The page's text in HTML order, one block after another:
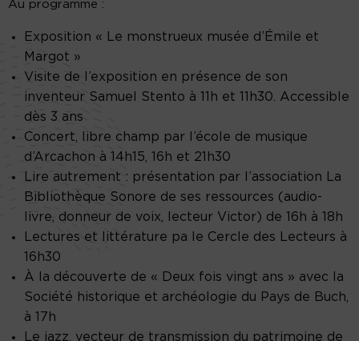
Au programme :
Exposition « Le monstrueux musée d’Émile et
Margot »
Visite de l’exposition en présence de son
inventeur Samuel Stento à 11h et 11h30. Accessible
dès 3 ans
Concert, libre champ par l’école de musique
d’Arcachon à 14h15, 16h et 21h30
Lire autrement : présentation par l’association La
Bibliothèque Sonore de ses ressources (audio-
livre, donneur de voix, lecteur Victor) de 16h à 18h
Lectures et littérature pa le Cercle des Lecteurs à
16h30
À la découverte de « Deux fois vingt ans » avec la
Société historique et archéologie du Pays de Buch,
à 17h
Le jazz, vecteur de transmission du patrimoine de